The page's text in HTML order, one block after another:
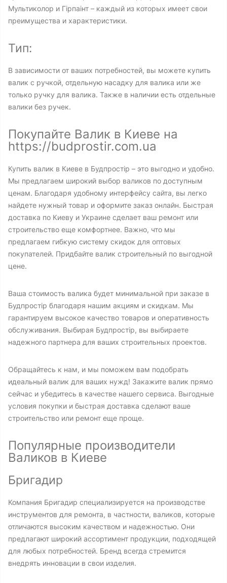
Мультиколор и Гірпаінт – каждый из которых имеет свои
преимущества и характеристики.
Тип:
В зависимости от ваших потребностей, вы можете купить
валик с ручкой, отдельную насадку для валика или же
только ручку для валика. Также в наличии есть отдельные
валики без ручек.
Покупайте Валик в Киеве на
https://budprostir.com.ua
Купить валик в Киеве в Будпростір – это выгодно и удобно.
Мы предлагаем широкий выбор валиков по доступным
ценам. Благодаря удобному интерфейсу сайта, вы легко
найдете нужный товар и оформите заказ онлайн. Быстрая
доставка по Киеву и Украине сделает ваш ремонт или
строительство еще комфортнее. Важно, что мы
предлагаем гибкую систему скидок для оптовых
покупателей. Придбайте валик строительный по выгодной
цене.
Ваша стоимость валика будет минимальной при заказе в
Будпростір благодаря нашим акциям и скидкам. Мы
гарантируем высокое качество товаров и оперативность
обслуживания. Выбирая Будпростір, вы выбираете
надежного партнера для ваших строительных проектов.
Обращайтесь к нам, и мы поможем вам подобрать
идеальный валик для ваших нужд! Закажите валик прямо
сейчас и убедитесь в качестве нашего сервиса. Выгодные
условия покупки и быстрая доставка сделают ваше
строительство или ремонт еще проще.
Популярные производители
Валиков в Киеве
Бригадир
Компания Бригадир специализируется на производстве
инструментов для ремонта, в частности, валиков, которые
отличаются высоким качеством и надежностью. Они
предлагают широкий ассортимент продукции, подходящей
для любых потребностей. Бренд всегда стремится
внедрять инновации в свои изделия.